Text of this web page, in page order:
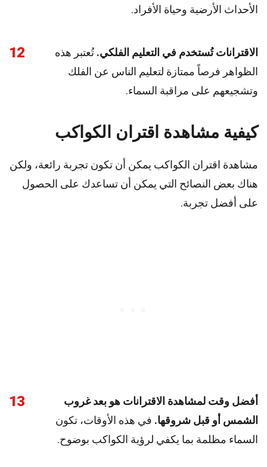
الأحداث الأرضية وحياة الأفراد.
12 الاقترانات تُستخدم في التعليم الفلكي. تُعتبر هذه
الظواهر فرصاً ممتازة لتعليم الناس عن الفلك
وتشجيعهم على مراقبة السماء.
كيفية مشاهدة اقتران الكواكب
مشاهدة اقتران الكواكب يمكن أن تكون تجربة رائعة، ولكن
هناك بعض النصائح التي يمكن أن تساعدك على الحصول
على أفضل تجربة.
13
أفضل وقت لمشاهدة الاقترانات هو بعد غروب
الشمس أو قبل شروقها. في هذه الأوقات، تكون
السماء مظلمة بما يكفي لرؤية الكواكب بوضوح.